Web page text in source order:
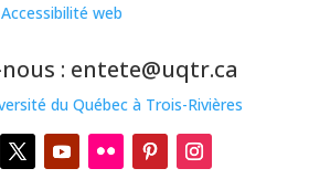
Accessibilité web
: entete@uqtr.ca
du Québec à Trois-Rivières